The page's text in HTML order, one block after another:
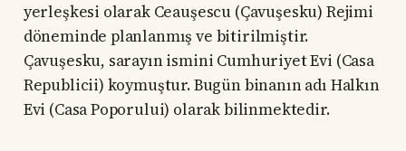
yerleşkesi olarak Ceauşescu (Çavuşesku) Rejimi
döneminde planlanmış ve bitirilmiştir.
Çavuşesku, sarayın ismini Cumhuriyet Evi (Casa
Republicii) koymuştur. Bugün binanın adı Halkın
Evi (Casa Poporului) olarak bilinmektedir.